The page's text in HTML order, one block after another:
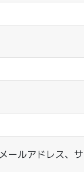
ルアドレス、サ